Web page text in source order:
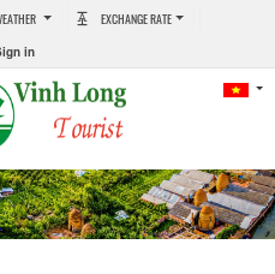
EXCHANGE RATE
in